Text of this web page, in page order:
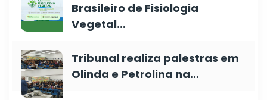
Brasileiro de Fisiologia
Vegetal…
Tribunal realiza palestras em
Olinda e Petrolina na…